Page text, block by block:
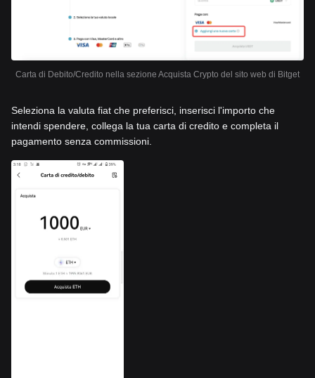
Carta di Debito/Credito nella sezione Acquista Crypto del sito web di Bitget
Seleziona la valuta fiat che preferisci, inserisci l'importo che
intendi spendere, collega la tua carta di credito e completa il
pagamento senza commissioni.